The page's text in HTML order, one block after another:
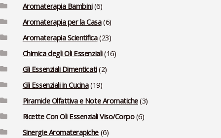
Aromaterapia Bambini(6)
Aromaterapia per la Casa(6)
Aromaterapia Scientifica(23)
Chimica degli Oli Essenziali(16)
Gli Essenziali Dimenticati(2)
Gli Essenziali in Cucina(19)
Piramide Olfattiva e Note Aromatiche(3)
Ricette Con Oli Essenziali Viso/Corpo(6)
Sinergie Aromaterapiche (6)